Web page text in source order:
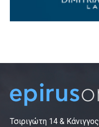
Τσιριγώτη 14 & Κάνιγγος